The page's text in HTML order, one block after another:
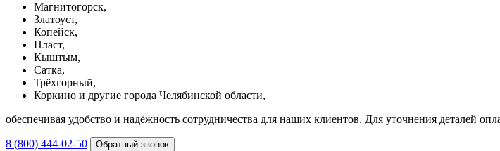
Магнитогорск,
Златоуст,
Копейск,
Пласт,
Кыштым,
Сатка,
Трёхгорный,
Коркино и другие города Челябинской области,
обеспечивая удобство и надёжность сотрудничества для наших клиентов. Для уточнения деталей
8 (800) 444-02-50